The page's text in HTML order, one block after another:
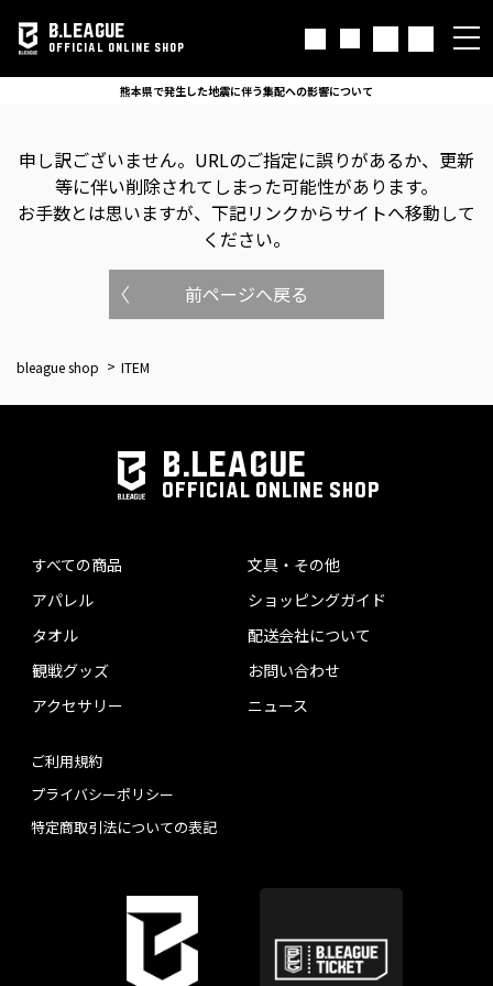
B.LEAGUE
OFFICIAL ONLINE SHOP
熊本県で発生した地震に伴う集配への影響について
申し訳ございません。 URLのご指定に誤りがあるか、更新
等に伴い削除されてしまった可能性があります。
お手数とは思いますが、下記リンクからサイトへ移動して
ください。
前ページへ戻る
bleague shop ITEM
B.LEAGUE
OFFICIAL ONLINE SHOP
すべての商品
アパレル
タオル
観戦グッズ
アクセサリー
文具・その他
ショッピングガイド
配送会社について
お問い合わせ
ニュース
ご利用規約
プライバシーポリシー
特定商取引法についての表記